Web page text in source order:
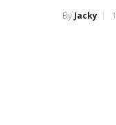
By Jacky